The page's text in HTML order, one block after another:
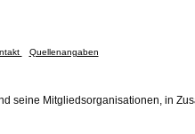
Quellenangaben
seine Mitgliedsorganisationen, in